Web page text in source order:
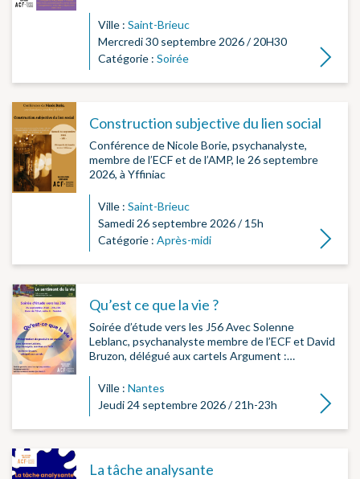
Ville : Saint-Brieuc
Mercredi 30 septembre 2026 / 20H30
Catégorie : Soirée Lire la
Construction subjective du lien social
Conférence de Nicole Borie, psychanalyste,
membre de l’ECF et de l’AMP, le 26 septembre
2026, à Yffiniac
Ville : Saint-Brieuc
Samedi 26 septembre 2026 / 15h
Catégorie : Après-midi Lire la
Qu’est ce que la vie ?
Soirée d’étude vers les J56 Avec Solenne
Leblanc, psychanalyste membre de l’ECF et David
Bruzon, délégué aux cartels Argument :…
Ville : Nantes
Jeudi 24 septembre 2026 / 21h-23h
Lire la
La tâche analysante